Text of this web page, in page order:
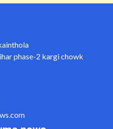
phase-2 kargi chowk